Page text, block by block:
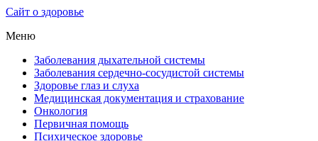
Сайт о здоровье
Меню
Заболевания дыхательной системы
Заболевания сердечно-сосудистой системы
Здоровье глаз и слуха
Медицинская документация и страхование
Онкология
Первичная помощь
Психическое здоровье